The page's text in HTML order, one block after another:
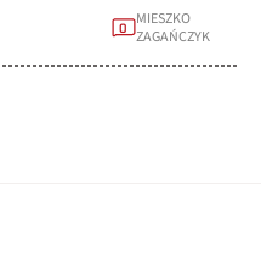
0 MIESZKO
ZAGAŃCZYK